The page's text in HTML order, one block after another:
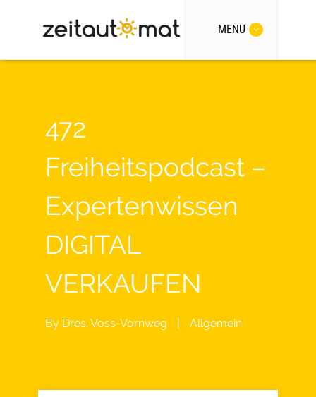
MENU
472
Freiheitspodcast –
Expertenwissen
DIGITAL
VERKAUFEN
By Dres. Voss-Vornweg Allgemein